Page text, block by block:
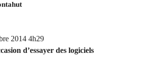
2014 4h29
d’essayer des logiciels